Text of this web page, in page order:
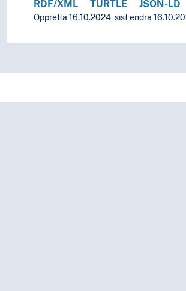
RDF/XML TURTLE JSON-LD
Oppretta 16.10.2024, sist endra